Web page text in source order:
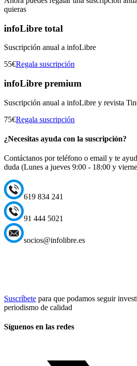
quieras
infoLibre total
Suscripción anual a infoLibre
55€Regala suscripción
infoLibre premium
Suscripción anual a infoLibre y revista
75€Regala suscripción
¿Necesitas ayuda con la suscripción?
Contáctanos por teléfono o email y te
duda (Lunes a jueves 9:00 - 18:00 y
619 834 241
91 444 5021
socios@infolibre.es
Suscríbete para que podamos seguir
periodismo de calidad
Síguenos en las redes